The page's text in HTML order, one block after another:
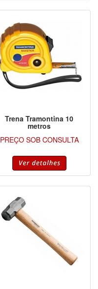
Trena Tramontina 10
metros
PREÇO SOB CONSULTA